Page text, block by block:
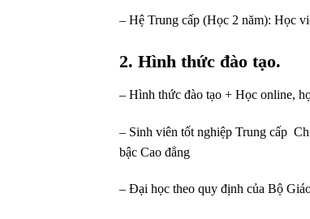
– Hệ Trung cấp (Học 2 năm): Học
2. Hình thức đào tạo.
– Hình thức đào tạo + Học online,
– Sinh viên tốt nghiệp Trung cấp
bậc Cao đẳng
– Đại học theo quy định của Bộ